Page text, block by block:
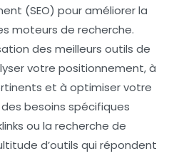
(SEO) pour améliorer la
moteurs de recherche.
des meilleurs outils de
votre positionnement, à
et à optimiser votre
besoins spécifiques
ou la recherche de
d’outils qui répondent